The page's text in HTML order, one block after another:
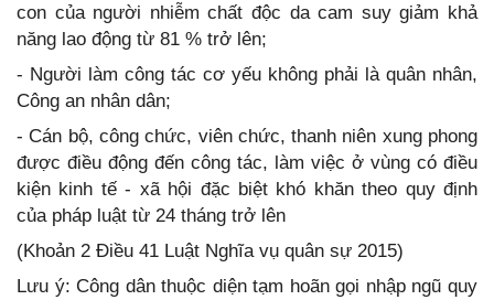
con của người nhiễm chất độc da cam suy giảm khả
năng lao động từ 81 % trở lên;
- Người làm công tác cơ yếu không phải là quân nhân,
Công an nhân dân;
- Cán bộ, công chức, viên chức, thanh niên xung phong
được điều động đến công tác, làm việc ở vùng có điều
kiện kinh tế - xã hội đặc biệt khó khăn theo quy định
của pháp luật từ 24 tháng trở lên
(Khoản 2 Điều 41 Luật Nghĩa vụ quân sự 2015)
Lưu ý: Công dân thuộc diện tạm hoãn gọi nhập ngũ quy